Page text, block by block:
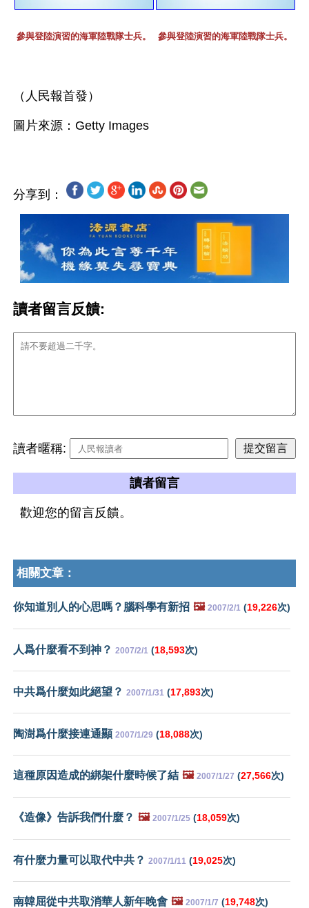
參與登陸演習的海軍陸戰隊士兵。 參與登陸演習的海軍陸戰隊士兵。
（人民報首發）
分享到：
讀者留言反饋:
讀者暱稱:
讀者留言
歡迎您的留言反饋。
相關文章：
你知道別人的心思嗎？腦科學有新招 🖼️ 2007/2/1 (19,226次)
人爲什麼看不到神？ 2007/2/1 (18,593次)
中共爲什麼如此絕望？ 2007/1/31 (17,893次)
陶澍爲什麼接連通顯 2007/1/29 (18,088次)
這種原因造成的綁架什麼時候了結 🖼️ 2007/1/27 (27,566次)
《造像》告訴我們什麼？ 🖼️ 2007/1/25 (18,059次)
有什麼力量可以取代中共？ 2007/1/11 (19,025次)
南韓屈從中共取消華人新年晚會 🖼️ 2007/1/7 (19,748次)